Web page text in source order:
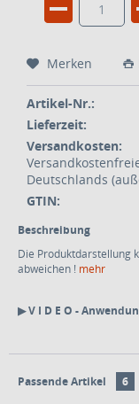
Merken
Artikel-Nr.:
Lieferzeit:
Versandkosten:
Deutschlands
GTIN:
Beschreibung
Die Produktdarstellung
abweichen ! mehr
▶ V I D E O -
Passende Artikel 6